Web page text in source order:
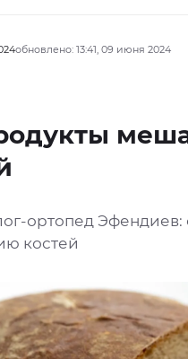
обновлено: 13:41, 09 июня 2024
ортопед
костей